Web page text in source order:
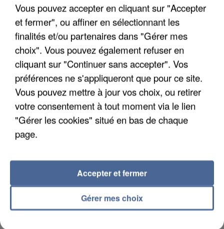
APRÈS TOUTES CES CANICULES, LES REFUGES
DE FAUNE SAUVAGE SONT...
L’UN DES FONDATEURS SUPPOSÉS DE LA DZ
Vous pouvez accepter en cliquant sur "Accepter
et fermer", ou affiner en sélectionnant les
finalités et/ou partenaires dans "Gérer mes
choix". Vous pouvez également refuser en
cliquant sur "Continuer sans accepter". Vos
préférences ne s'appliqueront que pour ce site.
Vous pouvez mettre à jour vos choix, ou retirer
votre consentement à tout moment via le lien
"Gérer les cookies" situé en bas de chaque
page.
Gérer mes choix
Accepter et fermer